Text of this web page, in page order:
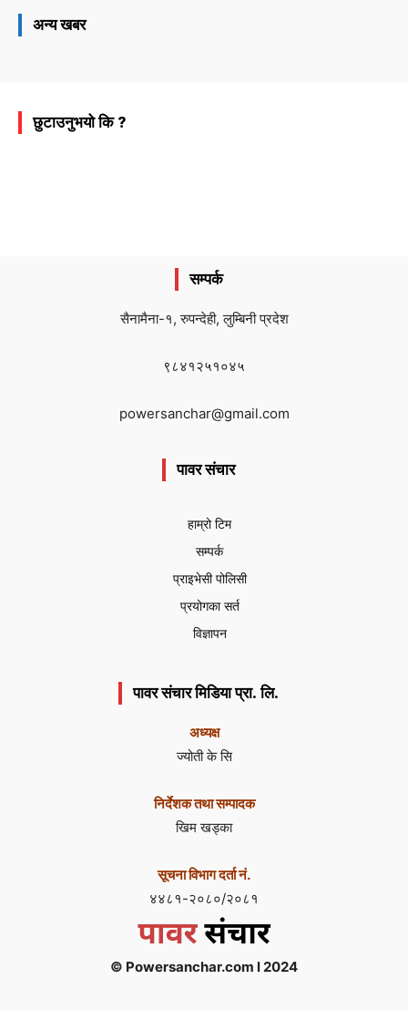
अन्य खबर
छुटाउनुभयो कि ?
सम्पर्क
सैनामैना-१, रुपन्देही, लुम्बिनी प्रदेश
९८४१२५१०४५
powersanchar@gmail.com
पावर संचार
हाम्रो टिम
सम्पर्क
प्राइभेसी पोलिसी
प्रयोगका सर्त
विज्ञापन
पावर संचार मिडिया प्रा. लि.
अध्यक्ष
ज्योती के सि
निर्देशक तथा सम्पादक
खिम खड्का
सूचना विभाग दर्ता नं.
४४८१-२०८०/२०८१
© Powersanchar.com l 2024